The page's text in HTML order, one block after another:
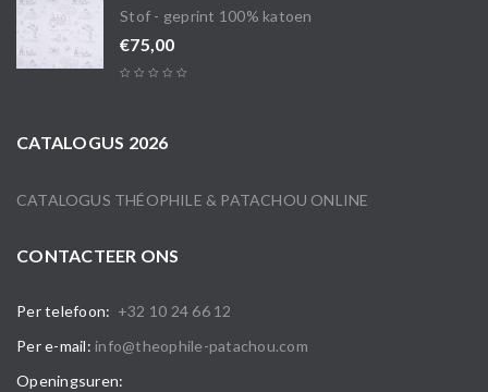
Stof - geprint 100% katoen
€75,00
CATALOGUS 2026
CATALOGUS THÉOPHILE & PATACHOU ONLINE
CONTACTEER ONS
Per telefoon: +32 10 24 66 12
Per e-mail: info@theophile-patachou.com
Openingsuren: